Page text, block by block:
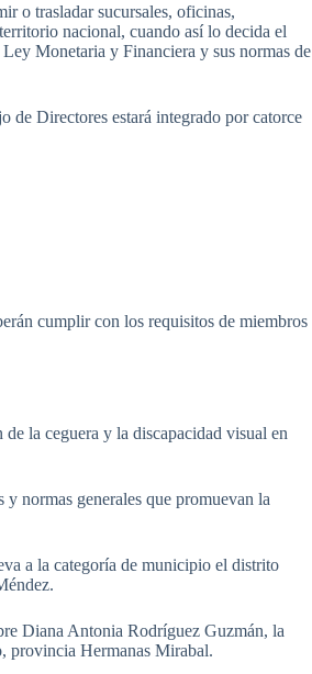
o trasladar sucursales, oficinas,
nacional, cuando así lo decida el
Monetaria y Financiera y sus normas de
de Directores estará integrado por catorce
cumplir con los requisitos de miembros
la ceguera y la discapacidad visual en
normas generales que promuevan la
a la categoría de municipio el distrito
Diana Antonia Rodríguez Guzmán, la
provincia Hermanas Mirabal.